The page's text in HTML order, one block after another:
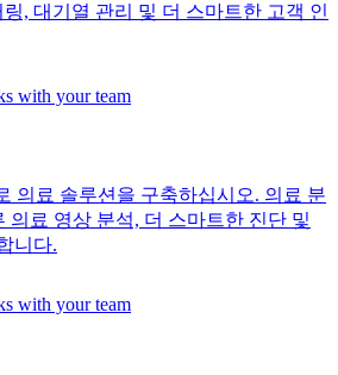
, 대기열 관리 및 더 스마트한 고객 인
의료 솔루션을 구축하십시오. 의료 분
의료 영상 분석, 더 스마트한 진단 및
니다.